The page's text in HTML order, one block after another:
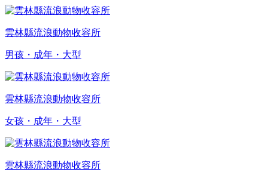
雲林縣流浪動物收容所
男孩・成年・大型
雲林縣流浪動物收容所
女孩・成年・大型
雲林縣流浪動物收容所